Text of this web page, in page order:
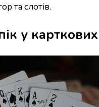
та слотів.
у карткових